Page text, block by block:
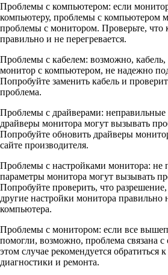
Проблемы с компьютером: если
компьютеру, проблемы с компьютером
проблемы с монитором. Проверьте, что
правильно и не перегревается.
Проблемы с кабелем: возможно, кабель,
монитор с компьютером, не надежно
Попробуйте заменить кабель и
проблема.
Проблемы с драйверами: неправильные
драйверы монитора могут вызывать
Попробуйте обновить драйверы
сайте производителя.
Проблемы с настройками монитора: не
параметры монитора могут вызывать
Попробуйте проверить, что
другие настройки монитора правильно
компьютера.
Проблемы с монитором: если все
помогли, возможно, проблема связана
этом случае рекомендуется обратиться
диагностики и ремонта.